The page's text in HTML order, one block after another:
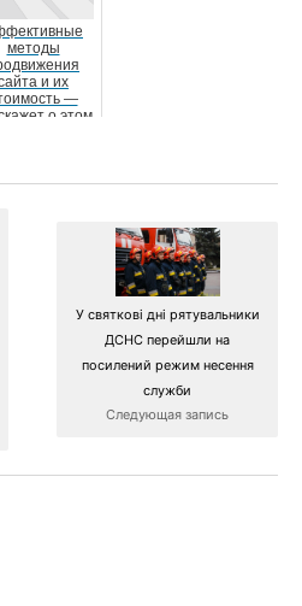
методы
и их
—
о этом
У святкові дні рятувальники
ДСНС перейшли на
посилений режим несення
служби
Следующая запись